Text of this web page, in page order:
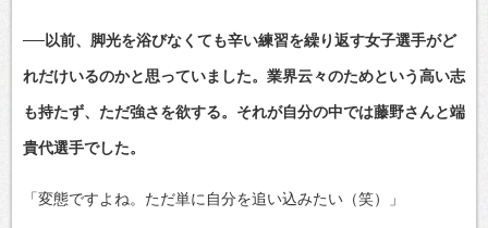
──以前、脚光を浴びなくても辛い練習を繰り返す女子選手がど
れだけいるのかと思っていました。業界云々のためという高い志
も持たず、ただ強さを欲する。それが自分の中では藤野さんと端
貴代選手でした。
「変態ですよね。ただ単に自分を追い込みたい（笑）」